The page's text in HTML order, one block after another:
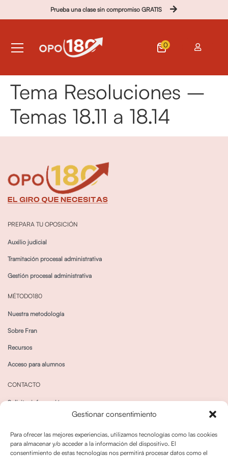
Gestionar consentimiento
Para ofrecer las mejores experiencias, utilizamos tecnologías como las cookies
para almacenar y/o acceder a la información del dispositivo. El
consentimiento de estas tecnologías nos permitirá procesar datos como el
Prueba una clase sin compromiso GRATIS
0
Tema Resoluciones –
Temas 18.11 a 18.14
PREPARA TU OPOSICIÓN
Auxilio judicial
Tramitación procesal administrativa
Gestión procesal administrativa
MÉTODO180
Nuestra metodología
Sobre Fran
Recursos
Acceso para alumnos
CONTACTO
Solicitar información